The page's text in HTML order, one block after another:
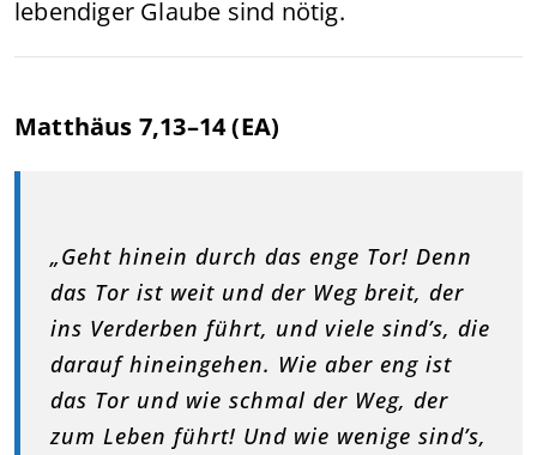
lebendiger Glaube sind nötig.
Matthäus 7,13–14 (EA)
„Geht hinein durch das enge Tor! Denn
das Tor ist weit und der Weg breit, der
ins Verderben führt, und viele sind’s, die
darauf hineingehen. Wie aber eng ist
das Tor und wie schmal der Weg, der
zum Leben führt! Und wie wenige sind’s,